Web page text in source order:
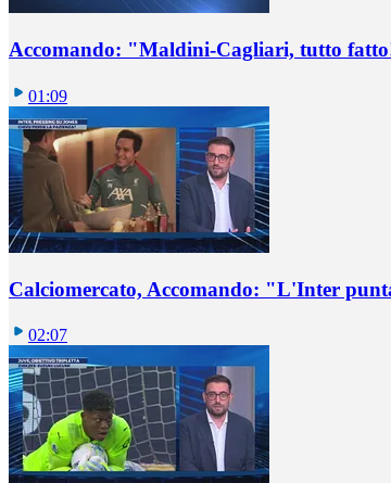
Accomando: "Maldini-Cagliari, tutto
01:09
Calciomercato, Accomando: "L'Inter
02:07